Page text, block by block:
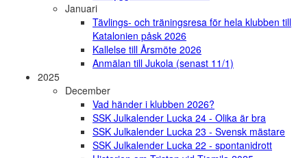
Januari
Tävlings- och träningsresa för hela klubben till
Katalonien påsk 2026
Kallelse till Årsmöte 2026
Anmälan till Jukola (senast 11/1)
2025
December
Vad händer i klubben 2026?
SSK Julkalender Lucka 24 - Olika är bra
SSK Julkalender Lucka 23 - Svensk mästare
SSK Julkalender Lucka 22 - spontanidrott